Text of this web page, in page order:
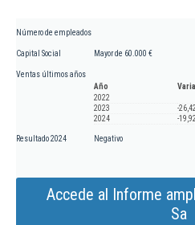
Número de empleados
Capital Social Mayor de 60.000 €
Ventas últimos años
Año
2022
2023
-
2024
-
Resultado 2024 Negativo
Accede al Informe
Sa